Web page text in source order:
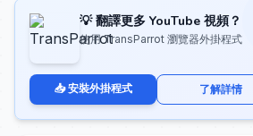
💡 翻譯更多 YouTube 視頻？
使用 TransParrot 瀏覽器外掛程式
📥 安裝外掛程式 了解詳情